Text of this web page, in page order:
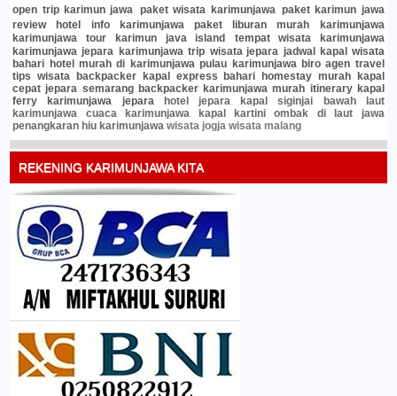
open trip karimun jawa paket wisata karimunjawa paket karimun jawa
review hotel
info karimunjawa paket liburan murah
karimunjawa
karimunjawa tour
karimun java island
tempat wisata karimunjawa
karimunjawa jepara karimunjawa trip wisata jepara jadwal kapal wisata
bahari hotel murah di karimunjawa pulau karimunjawa biro agen travel
tips wisata
backpacker kapal express bahari homestay murah
kapal
cepat jepara semarang backpacker karimunjawa murah itinerary kapal
ferry karimunjawa jepara
hotel jepara kapal siginjai
bawah laut
karimunjawa
cuaca karimunjawa kapal kartini
ombak di laut jawa
penangkaran hiu karimunjawa wisata jogja wisata malang
REKENING KARIMUNJAWA KITA